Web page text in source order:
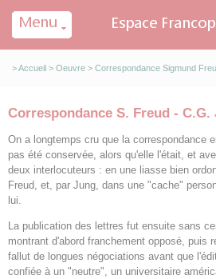
>Accueil > Oeuvre > Correspondance Sigmund
Correspondance S. Freud - C.G.
On a longtemps cru que la correspondance
pas été conservée, alors qu'elle l'était, et
deux interlocuteurs : en une liasse bien
Freud, et, par Jung, dans une "cache"
lui.
La publication des lettres fut ensuite sans
montrant d'abord franchement opposé, puis
fallut de longues négociations avant que
confiée à un "neutre", un universitaire